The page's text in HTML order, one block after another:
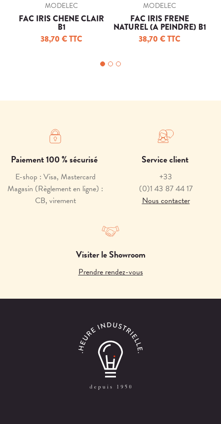
MODELEC
FAC IRIS CHENE CLAIR
B1
38,70 € TTC
MODELEC
FAC IRIS FRENE
NATUREL (A PEINDRE) B1
38,70 € TTC
Paiement 100 % sécurisé
E-shop : Visa, Mastercard
Magasin (Règlement en ligne) :
CB, virement
Service client
+33
(0)1 43 87 44 17
Nous contacter
Visiter le Showroom
Prendre rendez-vous